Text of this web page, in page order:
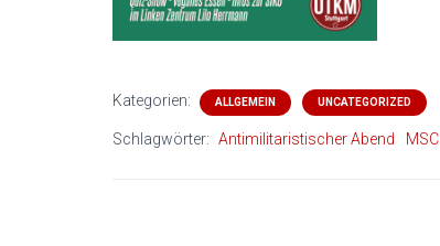
Kategorien: ALLGEMEIN UNCATEGORIZED
Schlagwörter: Antimilitaristischer Abend MSC